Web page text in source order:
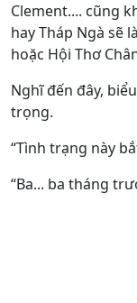
Clement.... cũng
hay Tháp Ngà sẽ
hoặc Hội Thơ
Nghĩ đến đây,
trọng.
“Tình trạng này
“Ba... ba tháng